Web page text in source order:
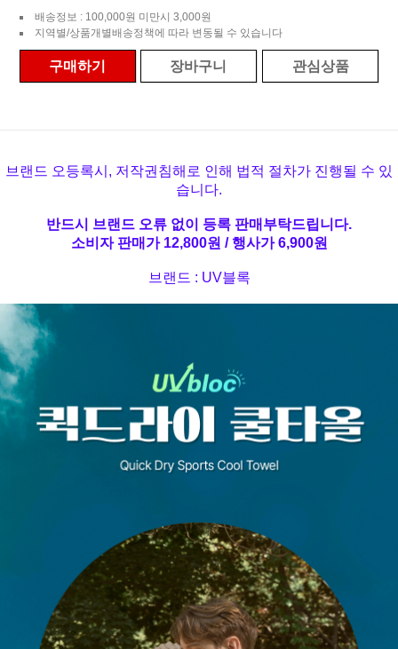
배송정보 : 100,000원 미만시 3,000원
지역별/상품개별배송정책에 따라 변동될 수 있습니다
구매하기 장바구니 관심상품
브랜드 오등록시, 저작권침해로 인해 법적 절차가 진행될 수 있
습니다.
반드시 브랜드 오류 없이 등록 판매부탁드립니다.
소비자 판매가 12,800원 / 행사가 6,900원
브랜드 : UV블록